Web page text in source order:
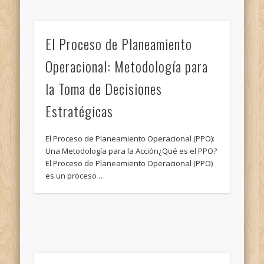
El Proceso de Planeamiento
Operacional: Metodología para
la Toma de Decisiones
Estratégicas
El Proceso de Planeamiento Operacional (PPO):
Una Metodología para la Acción¿Qué es el PPO?
El Proceso de Planeamiento Operacional (PPO)
es un proceso …